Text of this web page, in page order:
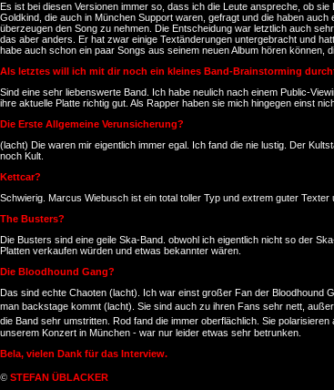
Es ist bei diesen Versionen immer so, dass ich die Leute anspreche, ob
Goldkind, die auch in München Support waren, gefragt und die haben
überzeugen den Song zu nehmen. Die Entscheidung war letztlich auch
das aber anders. Er hat zwar einige Textänderungen untergebracht und
habe auch schon ein paar Songs aus seinem neuen Album hören können,
Als letztes will ich mit dir noch ein kleines Band-Brainstorming
Sind eine sehr liebenswerte Band. Ich habe neulich nach einem Public-
ihre aktuelle Platte richtig gut. Als Rapper haben sie mich hingegen einst
Die Erste Allgemeine Verunsicherung?
(lacht) Die waren mir eigentlich immer egal. Ich fand die nie lustig. Der
noch Kult.
Kettcar?
Schwierig. Marcus Wiebusch ist ein total toller Typ und extrem guter
The Busters?
Die Busters sind eine geile Ska-Band. obwohl ich eigentlich nicht so der
Platten verkaufen würden und etwas bekannter wären.
Die Bloodhound Gang?
Das sind echte Chaoten (lacht). Ich war einst großer Fan der Bloodhound
man backstage kommt (lacht). Sie sind auch zu ihren Fans sehr nett,
die Band sehr umstritten. Rod fand die immer oberflächlich. Sie
unserem Konzert in München - war nur leider etwas sehr betrunken.
Bela, vielen Dank für das Interview.
© STEFAN ÜBLACKER